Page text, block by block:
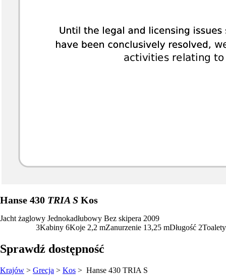
Hanse 430 TRIA S Kos
Jacht żaglowy Jednokadłubowy Bez skipera 2009
3Kabiny 6Koje 2,2 mZanurzenie 13,25 mDługość 2Toalety
Sprawdź dostępność
Krajów > Grecja > Kos > Hanse 430 TRIA S